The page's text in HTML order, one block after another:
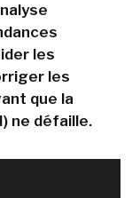
les
les
que la
ne défaille.